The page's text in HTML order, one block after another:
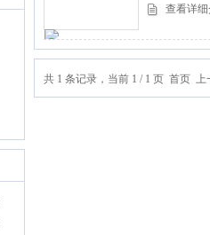
查看详
共 1 条记录，当前 1 / 1 页 首页